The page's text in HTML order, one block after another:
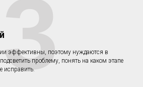
эффективны, поэтому нуждаются в
проблему, понять на каком этапе
исправить.
3